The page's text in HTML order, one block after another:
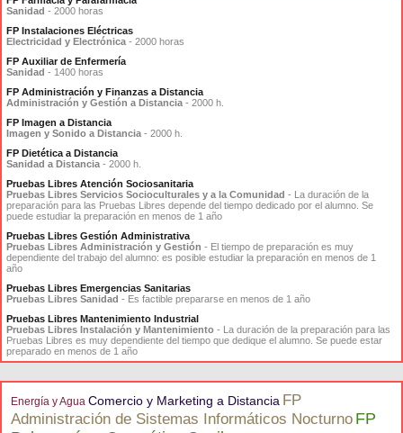
Sanidad - 2000 horas
FP Instalaciones Eléctricas
Electricidad y Electrónica - 2000 horas
FP Auxiliar de Enfermería
Sanidad - 1400 horas
FP Administración y Finanzas a Distancia
Administración y Gestión a Distancia - 2000 h.
FP Imagen a Distancia
Imagen y Sonido a Distancia - 2000 h.
FP Dietética a Distancia
Sanidad a Distancia - 2000 h.
Pruebas Libres Atención Sociosanitaria
Pruebas Libres Servicios Socioculturales y a la Comunidad - La duración de la
preparación para las Pruebas Libres depende del tiempo dedicado por el alumno. Se
puede estudiar la preparación en menos de 1 año
Pruebas Libres Gestión Administrativa
Pruebas Libres Administración y Gestión - El tiempo de preparación es muy
dependiente del trabajo del alumno: es posible estudiar la preparación en menos de 1
año
Pruebas Libres Emergencias Sanitarias
Pruebas Libres Sanidad - Es factible prepararse en menos de 1 año
Pruebas Libres Mantenimiento Industrial
Pruebas Libres Instalación y Mantenimiento - La duración de la preparación para las
Pruebas Libres es muy dependiente del tiempo que dedique el alumno. Se puede estar
preparado en menos de 1 año
Energía y Agua Comercio y Marketing a Distancia FP
Administración de Sistemas Informáticos Nocturno FP